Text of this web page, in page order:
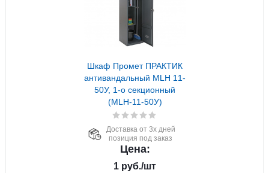
Шкаф Промет ПРАКТИК
антивандальный MLH 11-
50У, 1-о секционный
(MLH-11-50У)
Доставка от 3х дней
позиция под заказ
Цена:
1 руб./шт